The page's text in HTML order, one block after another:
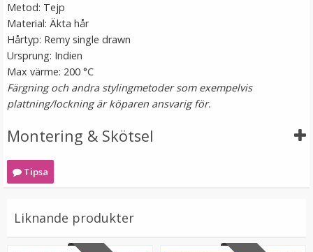
Metod: Tejp
Material: Äkta hår
Hårtyp: Remy single drawn
Ursprung: Indien
Max värme: 200 °C
Färgning och andra stylingmetoder som exempelvis
plattning/lockning är köparen ansvarig för.
Montering & Skötsel
Tipsa
Liknande produkter